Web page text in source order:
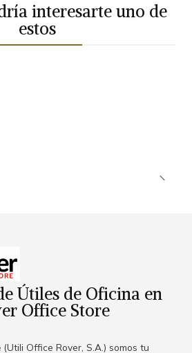
interesarte uno de
estos
Útiles de Oficina en
Office Store
(Utili Office Rover, S.A.) somos tu